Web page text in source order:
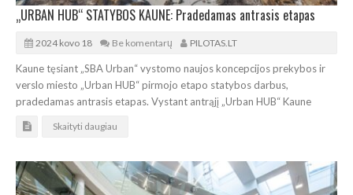
„URBAN HUB“ STATYBOS KAUNE: Pradedamas antrasis etapas
2024 kovo 18 Be komentarų PILOTAS.LT
Kaune tęsiant „SBA Urban“ vystomo naujos koncepcijos prekybos ir
verslo miesto „Urban HUB“ pirmojo etapo statybos darbus,
pradedamas antrasis etapas. Vystant antrąjį „Urban HUB“ Kaune
Skaityti daugiau